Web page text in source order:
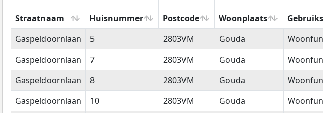
Straatnaam Huisnummer Postcode Woonplaats
Straatnaam
Huisnummer Postcode Woonplaats
Gaspeldoornlaan 5 2803VM Gouda
Gaspeldoornlaan
7 2803VM Gouda
Gaspeldoornlaan
8 2803VM Gouda
Gaspeldoornlaan
10 2803VM Gouda